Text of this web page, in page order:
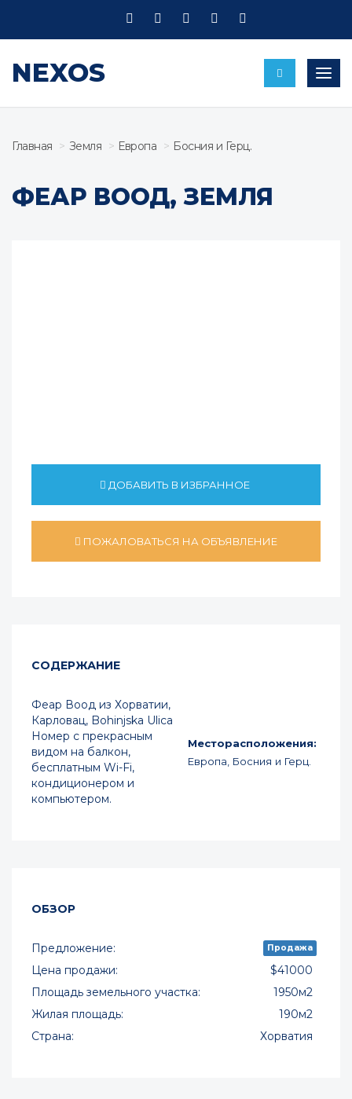
NEXOS
Главная Земля Европа Босния и Герц.
ФЕАР ВООД, ЗЕМЛЯ
ДОБАВИТЬ В ИЗБРАННОЕ
ПОЖАЛОВАТЬСЯ НА ОБЪЯВЛЕНИЕ
СОДЕРЖАНИЕ
Феар Воод из Хорватии,
Карловац, Bohinjska Ulica
Номер с прекрасным
видом на балкон,
бесплатным Wi-Fi,
кондиционером и
компьютером.
Месторасположения:
Европа, Босния и Герц.
ОБЗОР
Предложение: Продажа
Цена продажи:
$41000
Площадь земельного участка:
1950м2
Жилая площадь:
190м2
Страна:
Хорватия